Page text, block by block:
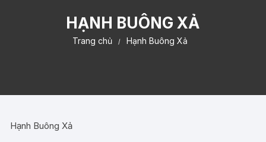
HẠNH BUÔNG XẢ
Trang chủ Hạnh Buông Xả
Hạnh Buông Xả